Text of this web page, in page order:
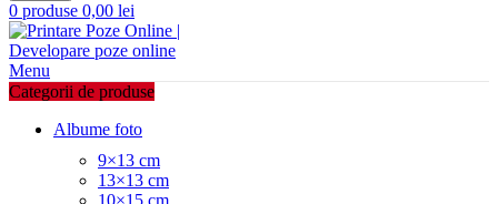
0 produse 0,00 lei
Menu
Categorii de produse
Albume foto
9×13 cm
13×13 cm
10×15 cm